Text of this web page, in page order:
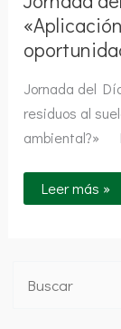
Jornada del
residuos al
ambiental?»
residuos
al
suelo:
¿Una
o
una
amenaza
ambiental?»
Leer más »